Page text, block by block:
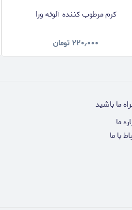
کرم مرطوب کننده آلوئه ورا
۲۲۰٫۰۰۰ تومان
ما باشید
ما
با ما